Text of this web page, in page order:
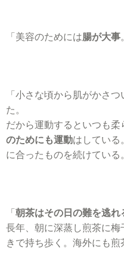
「美容のためには腸が大事
「小さな頃から肌がかさ
た。
だから運動するといつも柔
のためにも運動はしている
に合ったものを続けている
「 朝茶はその日の難を逃れ
長年、朝に深蒸し煎茶に
きで持ち歩く。海外にも煎